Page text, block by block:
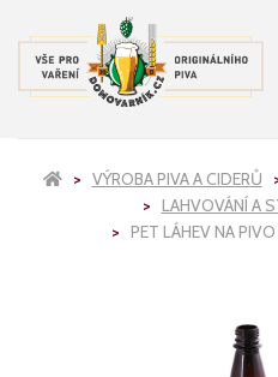
VÝROBA PIVA A CIDERŮ
LAHVOVÁNÍ A
PET LÁHEV NA